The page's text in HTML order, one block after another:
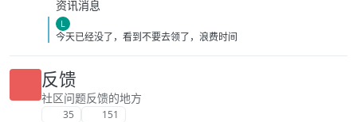
资讯消息
L
今天已经没了，看到不要去领了，浪费时间
反馈
社区问题反馈的地方
35 151